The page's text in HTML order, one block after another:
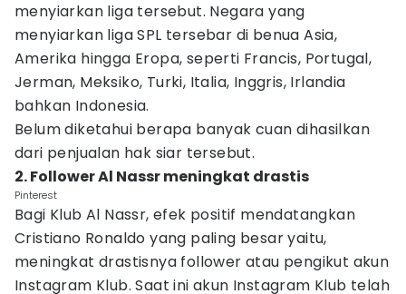
menyiarkan liga tersebut. Negara yang
menyiarkan liga SPL tersebar di benua Asia,
Amerika hingga Eropa, seperti Francis, Portugal,
Jerman, Meksiko, Turki, Italia, Inggris, Irlandia
bahkan Indonesia.
Belum diketahui berapa banyak cuan dihasilkan
dari penjualan hak siar tersebut.
2. Follower Al Nassr meningkat drastis
Pinterest
Bagi Klub Al Nassr, efek positif mendatangkan
Cristiano Ronaldo yang paling besar yaitu,
meningkat drastisnya follower atau pengikut akun
Instagram Klub. Saat ini akun Instagram Klub telah